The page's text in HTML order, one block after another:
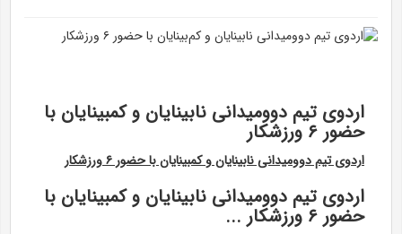
اردوی تیم دوومیدانی نابینایان و کمبینایان با
حضور ۶ ورزشکار
اردوی تیم دوومیدانی نابینایان و کمبینایان با حضور ۶ ورزشکار
اردوی تیم دوومیدانی نابینایان و کمبینایان با
حضور ۶ ورزشکار ...